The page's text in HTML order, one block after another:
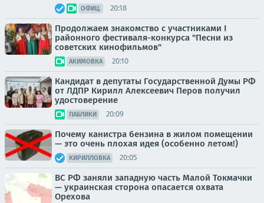
ОФИЦ. 20:18
Продолжаем знакомство с участниками I
районного фестиваля-конкурса "Песни из
советских кинофильмов"
АКИМОВКА 20:10
Кандидат в депутаты Государственной Думы РФ
от ЛДПР Кирилл Алексеевич Перов получил
удостоверение
ПАБЛИКИ 20:09
Почему канистра бензина в жилом помещении
— это очень плохая идея (особенно летом!)
КИРИЛЛОВКА 20:05
ВС РФ заняли западную часть Малой Токмачки
— украинская сторона опасается охвата
Орехова